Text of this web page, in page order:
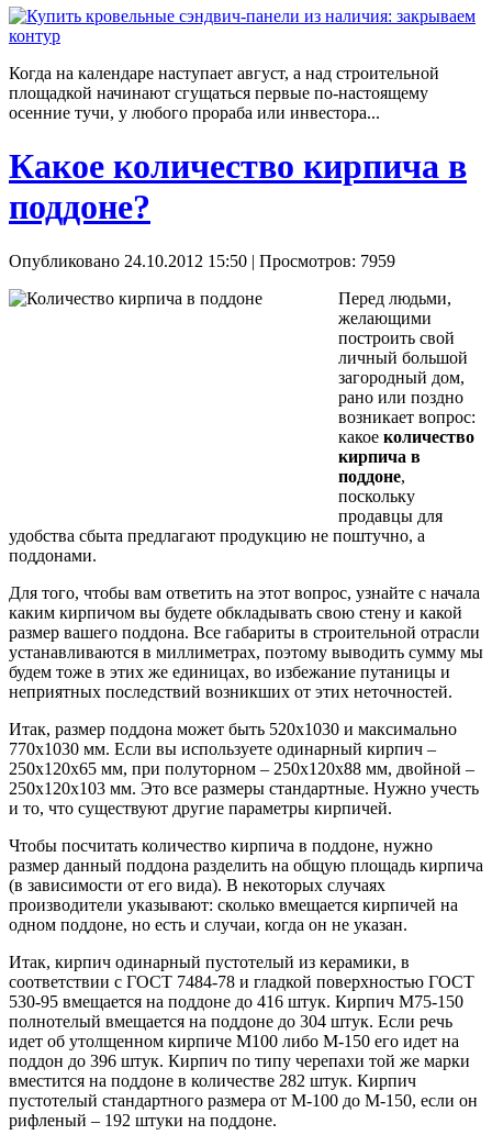
Когда на календаре наступает август, а над строительной
площадкой начинают сгущаться первые по-настоящему
осенние тучи, у любого прораба или инвестора...
Какое количество кирпича в
поддоне?
Опубликовано 24.10.2012 15:50 | Просмотров: 7959
Перед людьми,
желающими
построить свой
личный большой
загородный дом,
рано или поздно
возникает вопрос:
какое количество
кирпича в
поддоне,
поскольку
продавцы для
удобства сбыта предлагают продукцию не поштучно, а
поддонами.
Для того, чтобы вам ответить на этот вопрос, узнайте с начала
каким кирпичом вы будете обкладывать свою стену и какой
размер вашего поддона. Все габариты в строительной отрасли
устанавливаются в миллиметрах, поэтому выводить сумму мы
будем тоже в этих же единицах, во избежание путаницы и
неприятных последствий возникших от этих неточностей.
Итак, размер поддона может быть 520х1030 и максимально
770х1030 мм. Если вы используете одинарный кирпич –
250х120х65 мм, при полуторном – 250х120х88 мм, двойной –
250х120х103 мм. Это все размеры стандартные. Нужно учесть
и то, что существуют другие параметры кирпичей.
Чтобы посчитать количество кирпича в поддоне, нужно
размер данный поддона разделить на общую площадь кирпича
(в зависимости от его вида). В некоторых случаях
производители указывают: сколько вмещается кирпичей на
одном поддоне, но есть и случаи, когда он не указан.
Итак, кирпич одинарный пустотелый из керамики, в
соответствии с ГОСТ 7484-78 и гладкой поверхностью ГОСТ
530-95 вмещается на поддоне до 416 штук. Кирпич М75-150
полнотелый вмещается на поддоне до 304 штук. Если речь
идет об утолщенном кирпиче М100 либо М-150 его идет на
поддон до 396 штук. Кирпич по типу черепахи той же марки
вместится на поддоне в количестве 282 штук. Кирпич
пустотелый стандартного размера от М-100 до М-150, если он
рифленый – 192 штуки на поддоне.